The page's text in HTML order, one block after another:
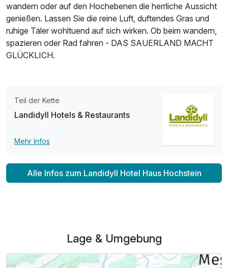
wandern oder auf den Hochebenen die herrliche Aussicht
genießen. Lassen Sie die reine Luft, duftendes Gras und
ruhige Täler wohltuend auf sich wirken. Ob beim wandern,
spazieren oder Rad fahren - DAS SAUERLAND MACHT
GLÜCKLICH.
Teil der Kette
Landidyll Hotels & Restaurants
Mehr Infos
Alle Infos zum Landidyll Hotel Haus Hochstein
Lage & Umgebung